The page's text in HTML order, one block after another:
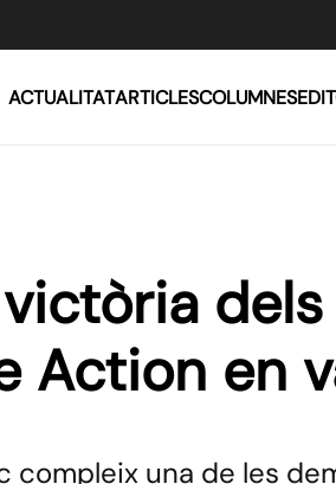
ACTUALITATARTICLESCOLUMNES
Action en
compleix una de les